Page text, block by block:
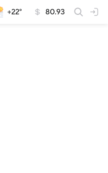
+22° 80.93